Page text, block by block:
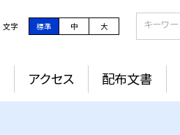
文字 標準 中 大
アクセス 配布文書